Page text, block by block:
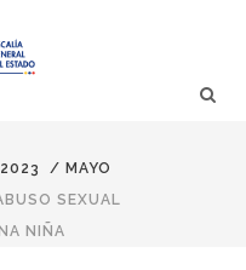
2023 / MAYO
SEXUAL
NIÑA